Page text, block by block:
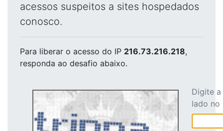
acessos suspeitos a sites hospedados
conosco.
Para liberar o acesso do IP 216.73.216.218,
responda ao desafio abaixo.
Digite
lado no